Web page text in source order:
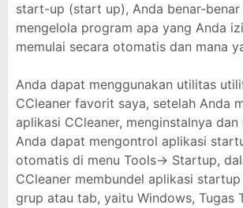
start-up (start up), Anda benar-benar
mengelola program apa yang Anda
memulai secara otomatis dan mana
Anda dapat menggunakan utilitas
CCleaner favorit saya, setelah Anda
aplikasi CCleaner, menginstalnya dan
Anda dapat mengontrol aplikasi
otomatis di menu Tools-> Startup,
CCleaner membundel aplikasi
grup atau tab, yaitu Windows, Tugas